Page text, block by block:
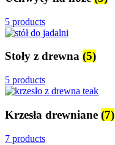
5 products
Stoły z drewna (5)
5 products
Krzesła drewniane (7)
7 products